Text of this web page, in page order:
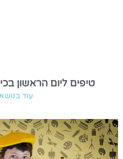
טיפים ליום הראשון
עוד